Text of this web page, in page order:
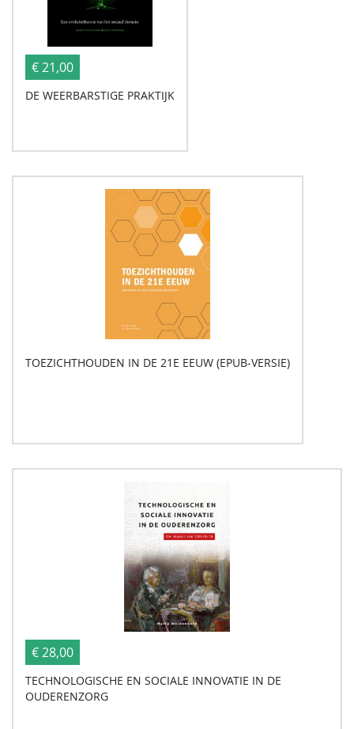
€ 21,00
DE WEERBARSTIGE PRAKTIJK
TOEZICHTHOUDEN IN DE 21E EEUW (EPUB-VERSIE)
€ 28,00
TECHNOLOGISCHE EN SOCIALE INNOVATIE IN DE
OUDERENZORG